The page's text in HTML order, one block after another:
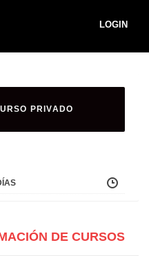
LOGIN
PRIVADO
DE CURSOS